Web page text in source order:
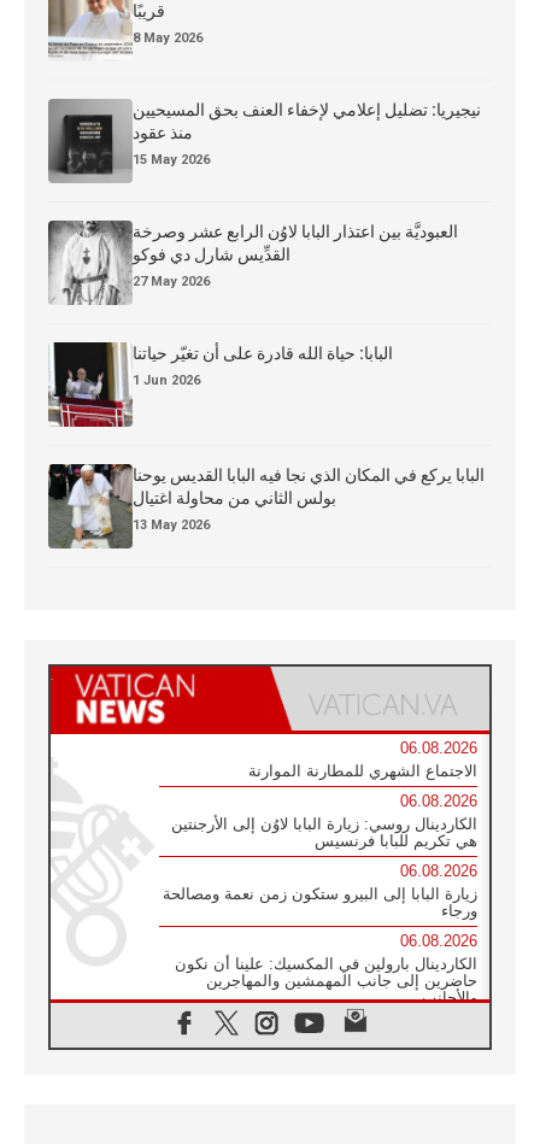
قريبًا
8 May 2026
نيجيريا: تضليل إعلامي لإخفاء العنف بحق المسيحيين
منذ عقود
15 May 2026
العبوديَّة بين اعتذار البابا لاوُن الرابع عشر وصرخة
القدِّيس شارل دي فوكو
27 May 2026
البابا: حياة الله قادرة على أن تغيّر حياتنا
1 Jun 2026
البابا يركع في المكان الذي نجا فيه البابا القديس يوحنا
بولس الثاني من محاولة اغتيال
13 May 2026
06.08.2026
الاجتماع الشهري للمطارنة الموارنة
06.08.2026
الكاردينال روسي: زيارة البابا لاوُن إلى الأرجنتين
هي تكريم للبابا فرنسيس
06.08.2026
زيارة البابا إلى البيرو ستكون زمن نعمة ومصالحة
ورجاء
06.08.2026
الكاردينال بارولين في المكسيك: علينا أن نكون
حاضرين إلى جانب المهمشين والمهاجرين
والأجانب
البابا لاوُن الرابع عشر للشباب في أسيزي: